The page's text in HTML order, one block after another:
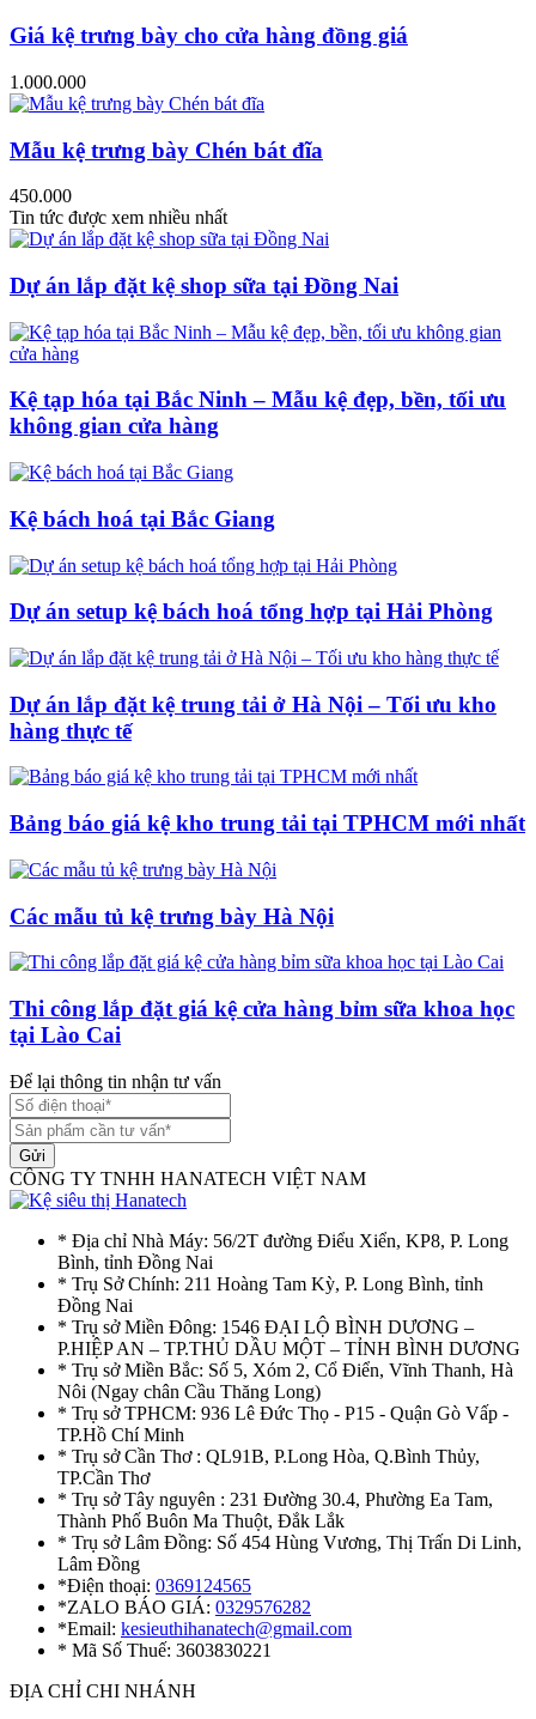
Giá kệ trưng bày cho cửa hàng đồng giá
1.000.000
Mẫu kệ trưng bày Chén bát đĩa
450.000
Tin tức được xem nhiều nhất
Dự án lắp đặt kệ shop sữa tại Đồng Nai
Kệ tạp hóa tại Bắc Ninh – Mẫu kệ đẹp, bền, tối ưu
không gian cửa hàng
Kệ bách hoá tại Bắc Giang
Dự án setup kệ bách hoá tổng hợp tại Hải Phòng
Dự án lắp đặt kệ trung tải ở Hà Nội – Tối ưu kho
hàng thực tế
Bảng báo giá kệ kho trung tải tại TPHCM mới nhất
Các mẫu tủ kệ trưng bày Hà Nội
Thi công lắp đặt giá kệ cửa hàng bỉm sữa khoa học
tại Lào Cai
Để lại thông tin nhận tư vấn
Gửi
CÔNG TY TNHH HANATECH VIỆT NAM
* Địa chỉ Nhà Máy: 56/2T đường Điểu Xiển, KP8, P. Long
Bình, tỉnh Đồng Nai
* Trụ Sở Chính: 211 Hoàng Tam Kỳ, P. Long Bình, tỉnh
Đồng Nai
* Trụ sở Miền Đông: 1546 ĐẠI LỘ BÌNH DƯƠNG –
P.HIỆP AN – TP.THỦ DẦU MỘT – TỈNH BÌNH DƯƠNG
* Trụ sở Miền Bắc: Số 5, Xóm 2, Cổ Điển, Vĩnh Thanh, Hà
Nôi (Ngay chân Cầu Thăng Long)
* Trụ sở TPHCM: 936 Lê Đức Thọ - P15 - Quận Gò Vấp -
TP.Hồ Chí Minh
* Trụ sở Cần Thơ : QL91B, P.Long Hòa, Q.Bình Thủy,
TP.Cần Thơ
* Trụ sở Tây nguyên : 231 Đường 30.4, Phường Ea Tam,
Thành Phố Buôn Ma Thuột, Đắk Lắk
* Trụ sở Lâm Đồng: Số 454 Hùng Vương, Thị Trấn Di Linh,
Lâm Đồng
*Điện thoại: 0369124565
*ZALO BÁO GIÁ: 0329576282
*Email: kesieuthihanatech@gmail.com
* Mã Số Thuế: 3603830221
ĐỊA CHỈ CHI NHÁNH